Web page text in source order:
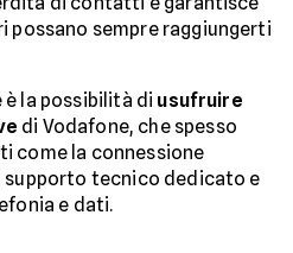
possano sempre raggiungerti
la possibilità di usufruire
di Vodafone, che spesso
come la connessione
tecnico dedicato e
e dati.